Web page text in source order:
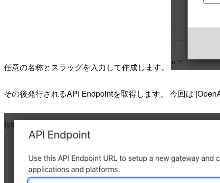
任意の名称とスラッグを入力して作成します。
その後発行されるAPI Endpointを取得します。 今回は